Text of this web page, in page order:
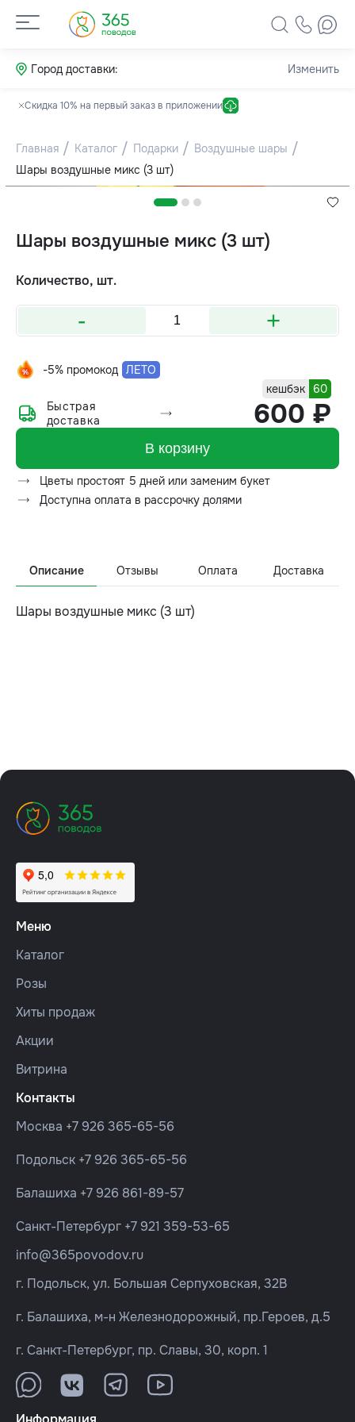
Город доставки: Изменить
Скидка 10% на первый заказ в приложении
Главная Каталог Подарки
Воздушные шары
Шары воздушные микс (3 шт)
Шары воздушные микс (3 шт)
Количество, шт.
- +
-5% промокод ЛЕТО
кешбэк 60
600 ₽
Быстрая
доставка
В корзину
Цветы простоят 5 дней или заменим букет
Доступна оплата в рассрочку долями
Описание Отзывы Оплата Доставка
Шары воздушные микс (3 шт)
Меню
Каталог
Розы
Хиты продаж
Акции
Витрина
Контакты
Москва +7 926 365-65-56
Подольск +7 926 365-65-56
Балашиха +7 926 861-89-57
Санкт-Петербург +7 921 359-53-65
info@365povodov.ru
г. Подольск, ул. Большая Серпуховская, 32В
г. Балашиха, м-н Железнодорожный, пр.Героев, д.5
г. Санкт-Петербург, пр. Славы, 30, корп. 1